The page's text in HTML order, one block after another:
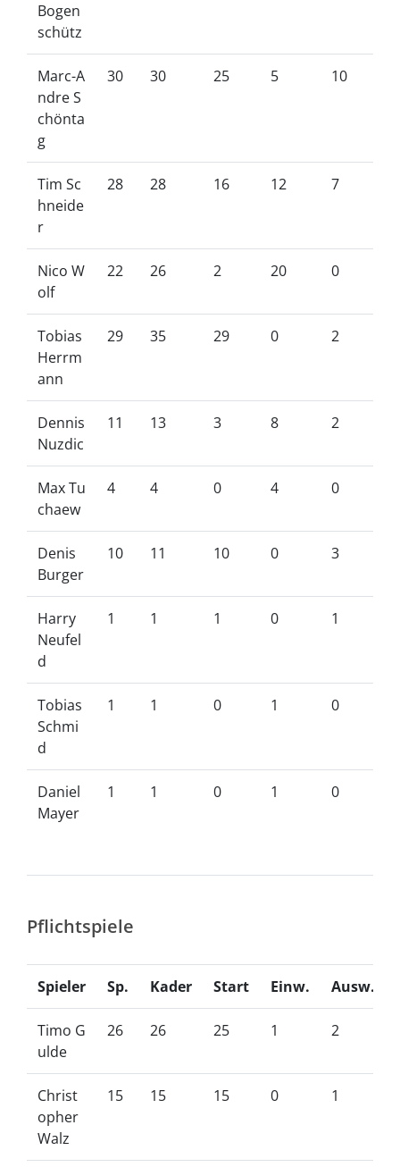
Bogen
schütz
Marc-A
ndre S
chönta
g
30 30 25 5 10
Tim Sc
hneide
r
28 28 16 12 7
Nico W
olf
22 26 2 20 0
Tobias
Herrm
ann
29 35 29 0 2
Dennis
Nuzdic
11 13 3 8 2
Max Tu
chaew
4 4 0 4 0
Denis
Burger
10 11 10 0 3
Harry
Neufel
d
1 1 1 0 1
Tobias
Schmi
d
1 1 0 1 0
Daniel
Mayer
1 1 0 1 0
Pflichtspiele
Spieler Sp. Kader Start Einw. Ausw.
Timo G
ulde
26 26 25 1 2
Christ
opher
Walz
15 15 15 0 1